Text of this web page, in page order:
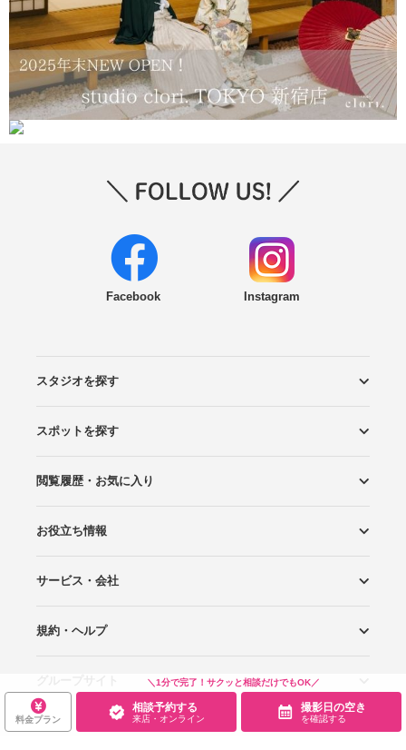
＼1分で完了！サクッと相談だけでもOK／
料金プラン
相談予約する
来店・オンライン
撮影日の空き
を確認する
Facebook Instagram
スタジオを探す
エリアから探す
こだわりから探す
NEW PHOTO STYLE
プランから探す
フォトタイプ診断
フォトグラファーから探す
国内リゾートから探す
スポットを探す
ロケーションから探す
スタジオから探す
閲覧履歴・お気に入り
閲覧スタジオ
お気に入り
お役立ち情報
Wedding Photo マガジン
はじめてガイド
サービス・会社
Photoraitとは
スタジオの掲載について
お問い合わせ
運営会社
サイトマップ
規約・ヘルプ
プライバシーポリシー
Wedding Park
Wedding Park 海外
Ringraph